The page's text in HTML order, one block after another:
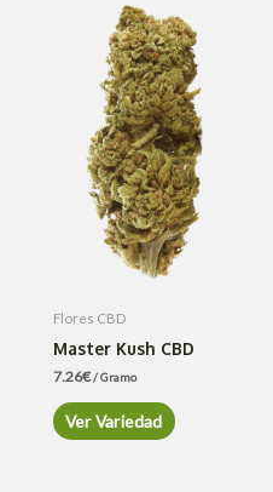
Flores CBD
Master Kush CBD
7.26€/ Gramo
Ver Variedad